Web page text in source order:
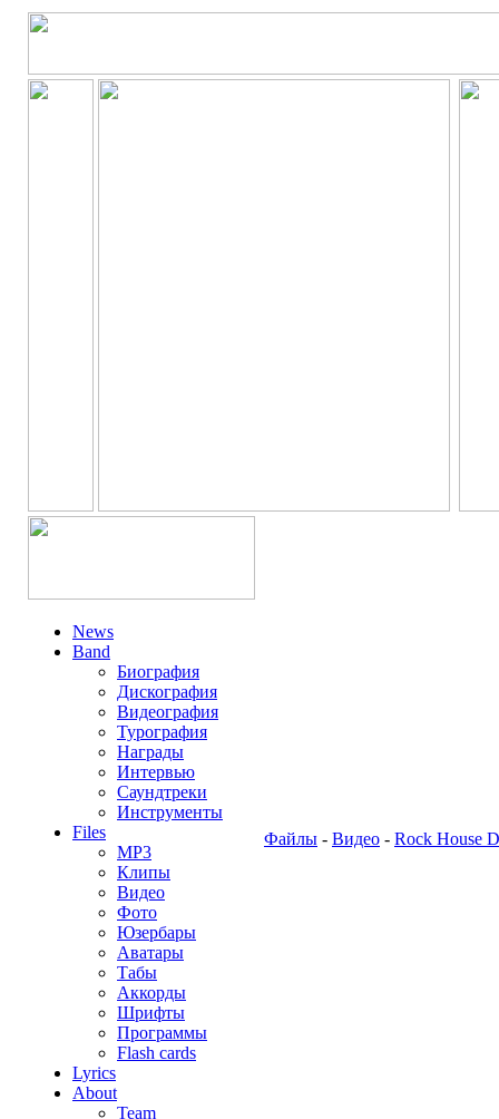
News
Band
Биография
Дискография
Видеография
Турография
Награды
Интервью
Саундтреки
Инструменты
Files
MP3
Клипы
Видео
Фото
Юзербары
Аватары
Табы
Аккорды
Шрифты
Программы
Flash cards
Lyrics
About
Team
Файлы - Видео - Rock House